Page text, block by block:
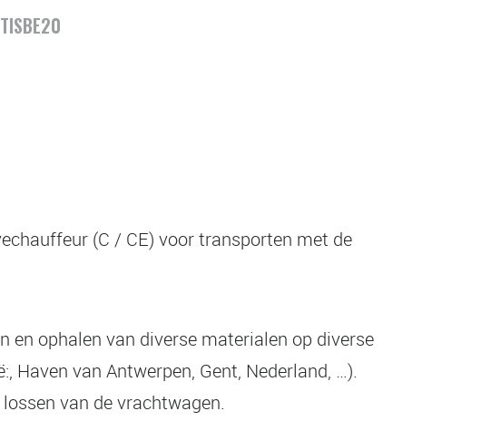
(C / CE) voor transporten met de
en ophalen van diverse materialen op diverse
Haven van Antwerpen, Gent, Nederland, …).
van de vrachtwagen.